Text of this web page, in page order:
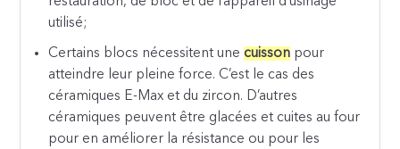
utilisé;
Certains blocs nécessitent une cuisson pour
atteindre leur pleine force. C’est le cas des
céramiques E-Max et du zircon. D’autres
céramiques peuvent être glacées et cuites au four
pour en améliorer la résistance ou pour les